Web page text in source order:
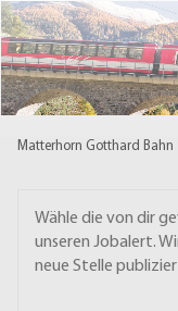
Matterhorn Gotthard Bahn
Wähle die von dir
unseren Jobalert.
neue Stelle